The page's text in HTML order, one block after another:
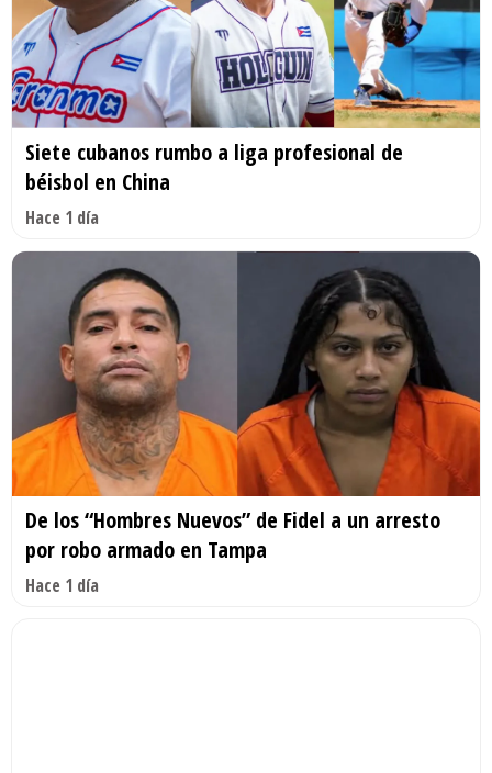
Siete cubanos rumbo a liga profesional de
béisbol en China
Hace 1 día
De los “Hombres Nuevos” de Fidel a un arresto
por robo armado en Tampa
Hace 1 día